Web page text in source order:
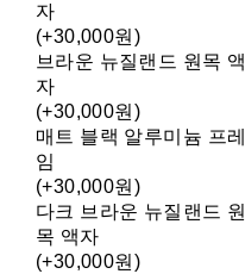
자
(+30,000원)
브라운 뉴질랜드 원목 액
자
(+30,000원)
매트 블랙 알루미늄 프레
임
(+30,000원)
다크 브라운 뉴질랜드 원
목 액자
(+30,000원)